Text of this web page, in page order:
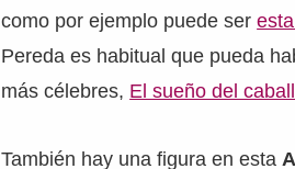
como por ejemplo puede ser
Pereda es habitual que pueda
más célebres, El sueño del
También hay una figura en esta